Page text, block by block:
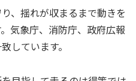
、揺れが収まるまで動きを
気象庁、消防庁、政府広報
しています。